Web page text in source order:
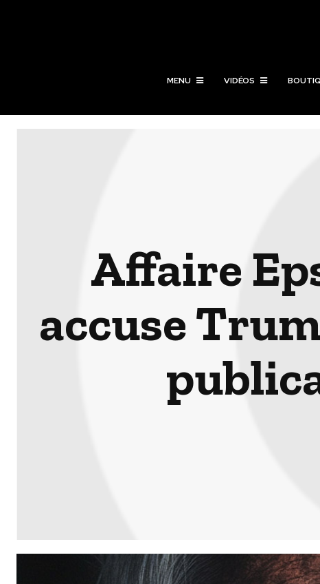
MENU VIDÉOS
Affaire
accuse